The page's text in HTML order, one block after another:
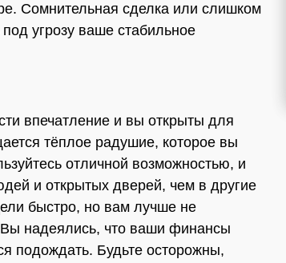
Сомнительная сделка или слишком
угрозу ваше стабильное
впечатление и вы открыты для
тёплое радушие, которое вы
отличной возможностью, и
и открытых дверей, чем в другие
быстро, но вам лучше не
надеялись, что ваши финансы
подождать. Будьте осторожны,